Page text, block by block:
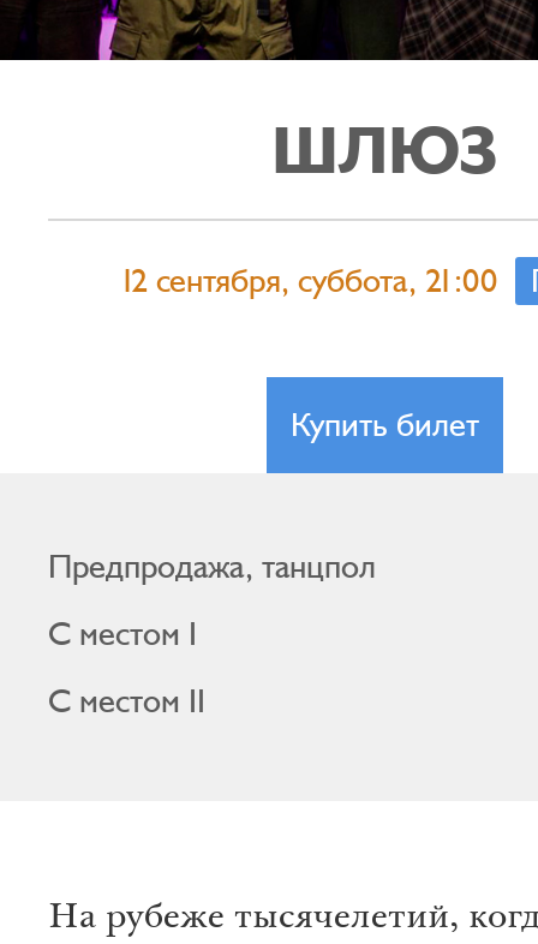
ШЛЮЗ
12 сентября, суббота, 21:00
Купить билет
Предпродажа, танцпол
С местом I
С местом II
На рубеже тысячелетий,